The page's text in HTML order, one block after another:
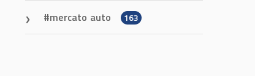
mercato auto 163